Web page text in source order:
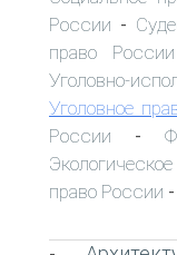
России -
право России
Уголовно-
Уголовное
России -
право России -